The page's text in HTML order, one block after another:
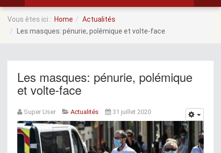
Vous êtes ici : Home
Actualités
Les masques: pénurie, polémique et volte-face
Les masques: pénurie, polémique
et volte-face
Super User Actualités 31 juillet 2020